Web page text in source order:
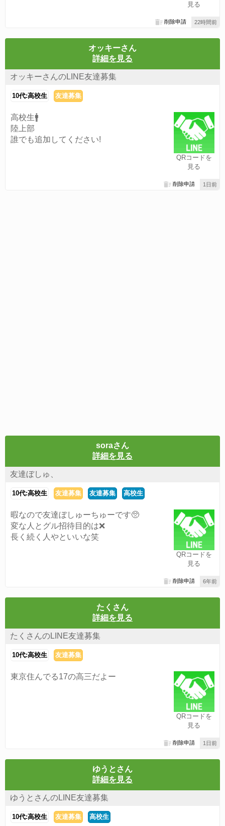
見る
22時間前
削除申請
オッキーさん
詳細を見る
オッキーさんのLINE友達募集
10代:高校生 友達募集
QRコードを
見る
高校生🚹️
陸上部
誰でも追加してください!
1日前
削除申請
soraさん
詳細を見る
友達ぼしゅ、
10代:高校生 友達募集 友達募集 高校生
QRコードを
見る
暇なので友達ぼしゅーちゅーです🥺
変な人とグル招待目的は❌
長く続く人やといいな笑
6年前
削除申請
たくさん
詳細を見る
たくさんのLINE友達募集
10代:高校生 友達募集
QRコードを
見る
東京住んでる17の高三だよー
1日前
削除申請
ゆうとさん
詳細を見る
ゆうとさんのLINE友達募集
10代:高校生 友達募集 高校生